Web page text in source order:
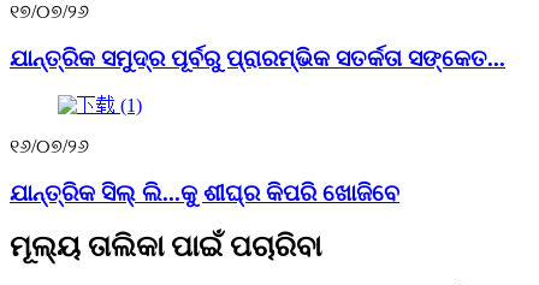
୧୭/୦୭/୨୬
ଯାନ୍ତ୍ରିକ ସମୁଦ୍ର ପୂର୍ବରୁ ପ୍ରାରମ୍ଭିକ ସତର୍କତା ସଙ୍କେତ...
୧୬/୦୭/୨୬
ଯାନ୍ତ୍ରିକ ସିଲ୍ ଲି...କୁ ଶୀଘ୍ର କିପରି ଖୋଜିବେ
ମୂଲ୍ୟ ତାଲିକା ପାଇଁ ପଚାରିବା